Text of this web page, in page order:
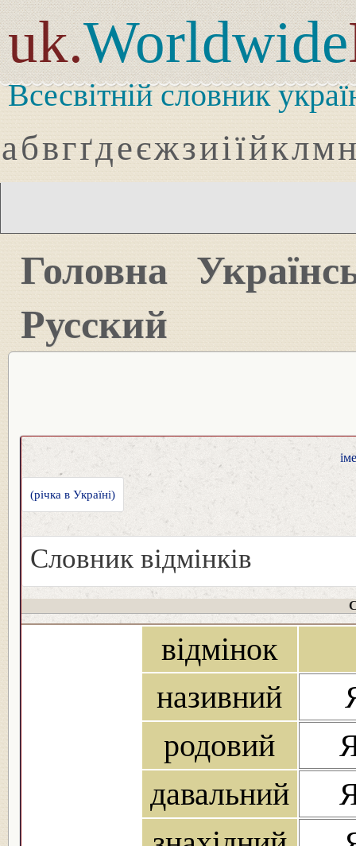
uk.Worldwide
Всесвітній словник
абвгґдеєжзиіїйклмн
Головна
Русский
(річка в Україні)
Словник відмінків
відмінок
називний
родовий
давальний